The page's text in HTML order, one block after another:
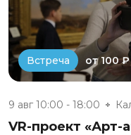
Встреча от 100 ₽
9 авг 10:00 - 18:00
VR-проект «Арт-